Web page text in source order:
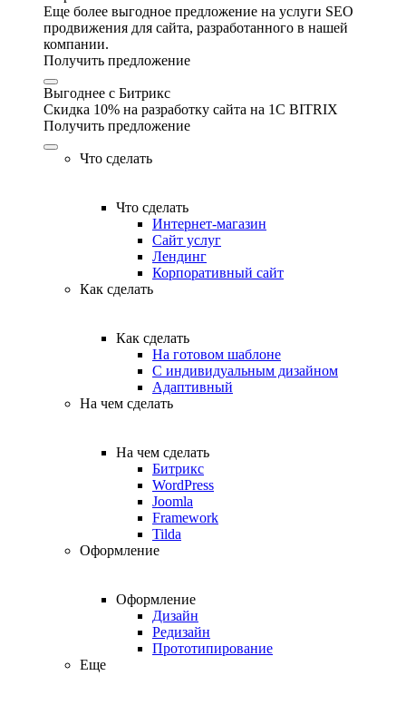
Еще более выгодное предложение на услуги SEO
продвижения для сайта, разработанного в нашей
компании.
Получить предложение
Выгоднее с Битрикс
Скидка 10% на разработку сайта на 1C BITRIX
Получить предложение
Что сделать
Что сделать
Интернет-магазин
Сайт услуг
Лендинг
Корпоративный сайт
Как сделать
Как сделать
На готовом шаблоне
С индивидуальным дизайном
Адаптивный
На чем сделать
На чем сделать
Битрикс
WordPress
Joomla
Framework
Tilda
Оформление
Оформление
Дизайн
Редизайн
Прототипирование
Еще